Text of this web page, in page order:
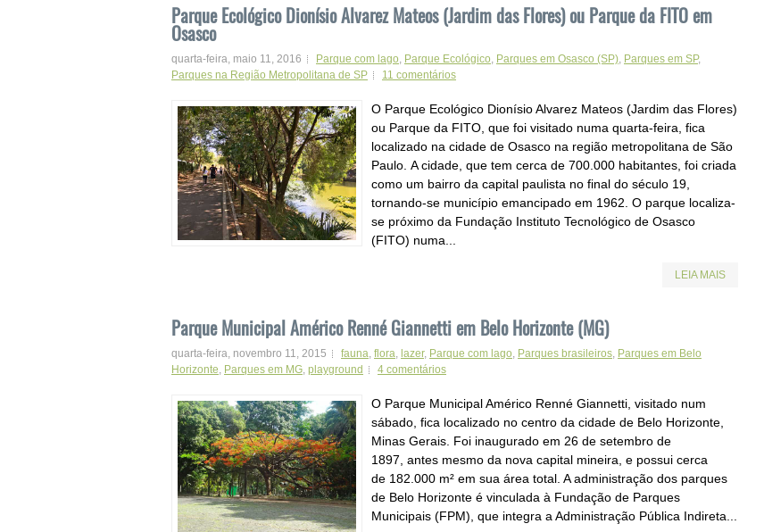
Parque Ecológico Dionísio Alvarez Mateos (Jardim das Flores) ou Parque da FITO em
Osasco
quarta-feira, maio 11, 2016 Parque com lago Parque Ecológico Parques em Osasco (SP) Parques em SP,
Parques na Região Metropolitana de SP
11 comentários
O Parque Ecológico Dionísio Alvarez Mateos (Jardim das Flores)
ou Parque da FITO, que foi visitado numa quarta-feira, fica
localizado na cidade de Osasco na região metropolitana de São
Paulo. A cidade, que tem cerca de 700.000 habitantes, foi criada
como um bairro da capital paulista no final do século 19,
tornando-se município emancipado em 1962. O parque localiza-
se próximo da Fundação Instituto Tecnológico de Osasco
(FITO) numa...
LEIA MAIS
Parque Municipal Américo Renné Giannetti em Belo Horizonte (MG)
quarta-feira, novembro 11, 2015 fauna flora lazer, Parque com lago Parques brasileiros Parques em Belo
Horizonte Parques em MG playground 4 comentários
O Parque Municipal Américo Renné Giannetti, visitado num
sábado, fica localizado no centro da cidade de Belo Horizonte,
Minas Gerais. Foi inaugurado em 26 de setembro de
1897, antes mesmo da nova capital mineira, e possui cerca
de 182.000 m² em sua área total. A administração dos parques
de Belo Horizonte é vinculada à Fundação de Parques
Municipais (FPM), que integra a Administração Pública Indireta...